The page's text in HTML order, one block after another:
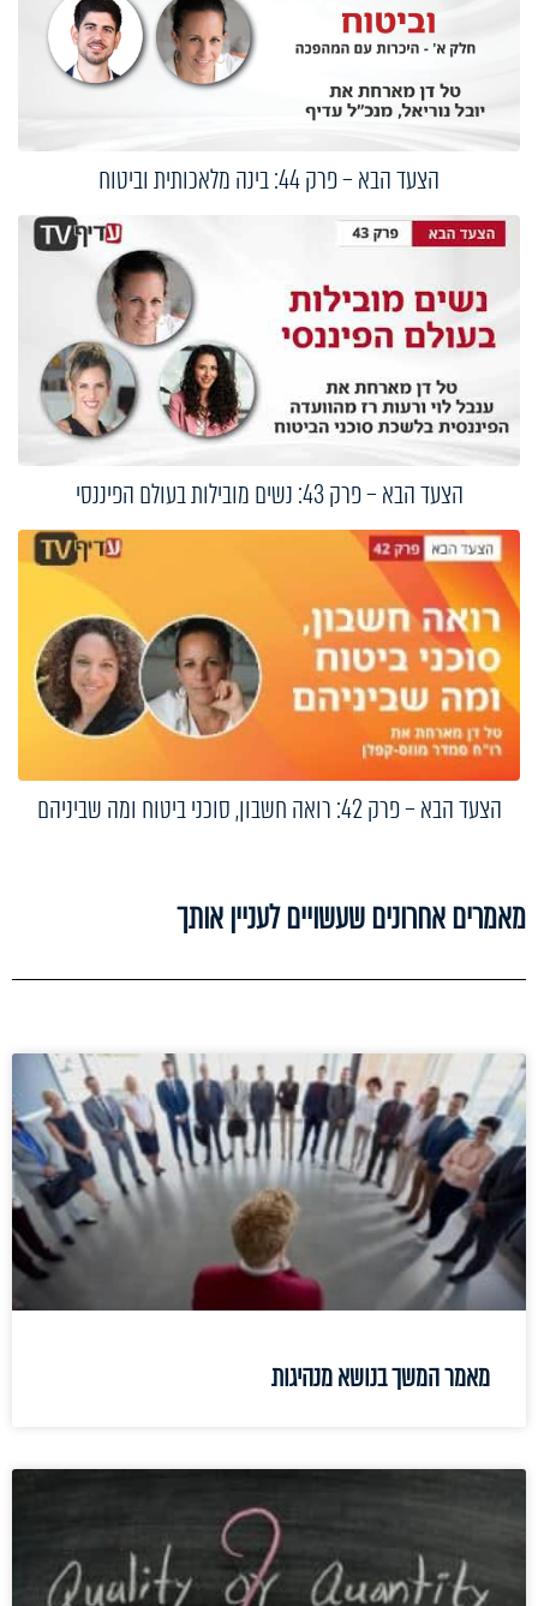
הצעד הבא – פרק 44: בינה מלאכותית וביטוח
הצעד הבא – פרק 43: נשים מובילות בעולם הפיננסי
הצעד הבא – פרק 42: רואה חשבון, סוכני ביטוח ומה שביניהם
מאמרים אחרונים שעשויים לעניין אותך
מאמר המשך בנושא מנהיגות